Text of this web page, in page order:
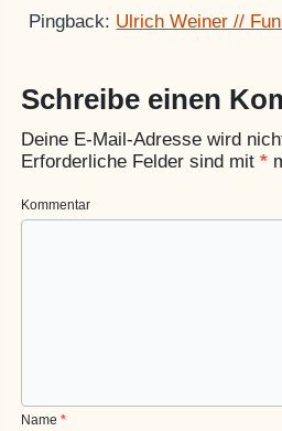
Pingback: Ulrich Weiner //
Schreibe einen
Deine E-Mail-Adresse wird
Erforderliche Felder sind mit*
Kommentar
Name*